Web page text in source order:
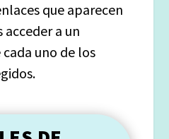
que aparecen
a un
uno de los